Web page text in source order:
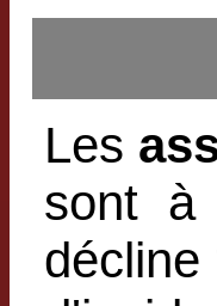
Les
sont à